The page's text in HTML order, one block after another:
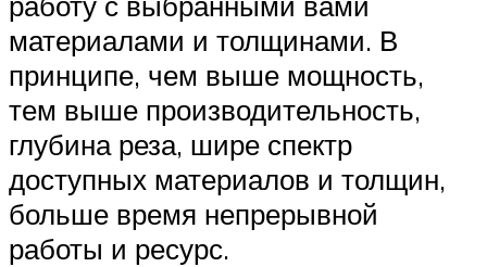
материалами и толщинами. В
принципе, чем выше мощность,
тем выше производительность,
глубина реза, шире спектр
доступных материалов и толщин,
больше время непрерывной
работы и ресурс.